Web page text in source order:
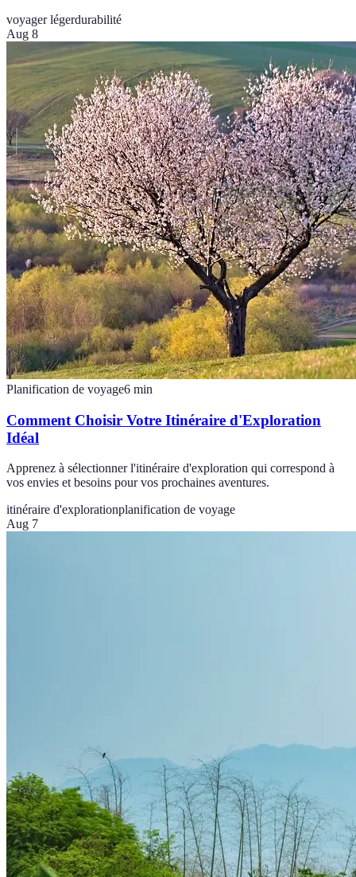
voyager légerdurabilité
Aug 8
Planification de voyage6 min
Comment Choisir Votre Itinéraire d'Exploration
Idéal
Apprenez à sélectionner l'itinéraire d'exploration qui correspond à
vos envies et besoins pour vos prochaines aventures.
itinéraire d'explorationplanification de voyage
Aug 7